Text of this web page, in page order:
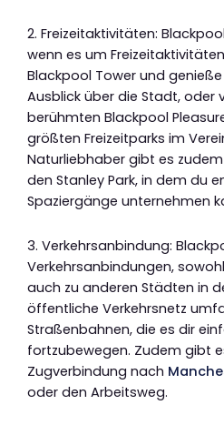
2. Freizeitaktivitäten:
wenn es um
Blackpool Tower und
Ausblick über die Stadt, oder
berühmten Blackpool
größten Freizeitparks im
Naturliebhaber gibt es
den Stanley Park, in dem du
Spaziergänge unternehmen
3. Verkehrsanbindung:
Verkehrsanbindungen,
auch zu anderen Städten in
öffentliche Verkehrsnetz
Straßenbahnen, die es dir
fortzubewegen. Zudem gibt
Zugverbindung nach
oder den Arbeitsweg.